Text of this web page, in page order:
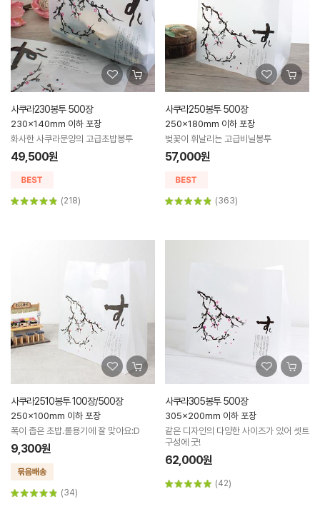
사쿠라230봉투 500장
230x140mm 이하 포장
화사한 사쿠라문양의 고급초밥봉투
49,500원
(218)
사쿠라250봉투 500장
250x180mm 이하 포장
벚꽃이 휘날리는 고급비닐봉투
57,000원
(363)
사쿠라2510봉투 100장/500장
250x100mm 이하 포장
폭이 좁은 초밥.롤용기에 잘 맞아요:D
9,300원
(34)
사쿠라305봉투 500장
305x200mm 이하 포장
같은 디자인의 다양한 사이즈가 있어 셋트
구성에 굿!
62,000원
(42)